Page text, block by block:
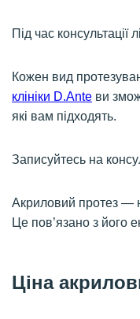
Під час
Кожен вид
клініки D.Ante ви
які вам підходять.
Записуйтесь на
Акриловий протез —
Це пов’язано з його
Ціна